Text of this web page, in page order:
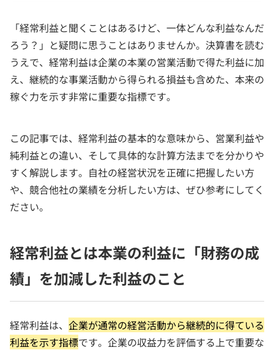
「経常利益と聞くことはあるけど、一体どんな利益なんだ
ろう？」と疑問に思うことはありませんか。決算書を読む
うえで、経常利益は企業の本業の営業活動で得た利益に加
え、継続的な事業活動から得られる損益も含めた、本来の
稼ぐ力を示す非常に重要な指標です。
この記事では、経常利益の基本的な意味から、営業利益や
純利益との違い、そして具体的な計算方法までを分かりや
すく解説します。自社の経営状況を正確に把握したい方
や、競合他社の業績を分析したい方は、ぜひ参考にしてく
ださい。
経常利益とは本業の利益に「財務の成
績」を加減した利益のこと
経常利益は、 企業が通常の経営活動から継続的に得ている
利益を示す指標です。企業の収益力を評価する上で重要な